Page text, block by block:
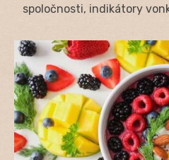
spoločnosti, indikátory